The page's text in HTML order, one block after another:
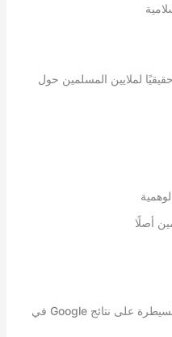
لملايين المسلمين حول
أصلًا
بل Pillar Content احترافي صُمم للسيطرة على نتائج Google في